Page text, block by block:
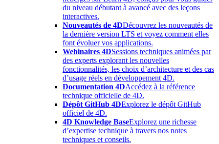
du niveau débutant à avancé avec des leçons
interactives.
Nouveautés de 4DDécouvrez les nouveautés de
la dernière version LTS et voyez comment elles
font évoluer vos applications.
Webinaires 4DSessions techniques animées par
des experts explorant les nouvelles
fonctionnalités, les choix d’architecture et des cas
d’usage réels en développement 4D.
Documentation 4DAccédez à la référence
technique officielle de 4D.
Dépôt GitHub 4DExplorez le dépôt GitHub
officiel de 4D.
4D Knowledge BaseExplorez une richesse
d’expertise technique à travers nos notes
techniques et conseils.